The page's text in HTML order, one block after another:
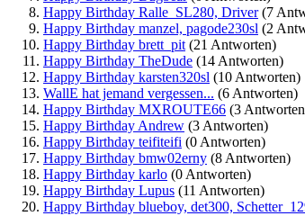
Happy Birthday Ralle_SL280, Driver(7
Happy Birthday manzel, pagode230sl (2
Happy Birthday brett_pit (21 Antworten)
Happy Birthday TheDude (14 Antworten)
Happy Birthday karsten320sl (10 Antworten)
WallE hat jemand vergessen... (6 Antworten)
Happy Birthday MXROUTE66 (3
Happy Birthday Andrew (3 Antworten)
Happy Birthday teifiteifi (0 Antworten)
Happy Birthday bmw02erny (8 Antworten)
Happy Birthday karlo (0 Antworten)
Happy Birthday Lupus (11 Antworten)
Happy Birthday blueboy, det300,